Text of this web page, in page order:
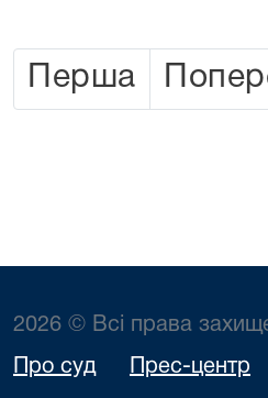
Перша
2026 © Всі права
Про суд Прес-центр